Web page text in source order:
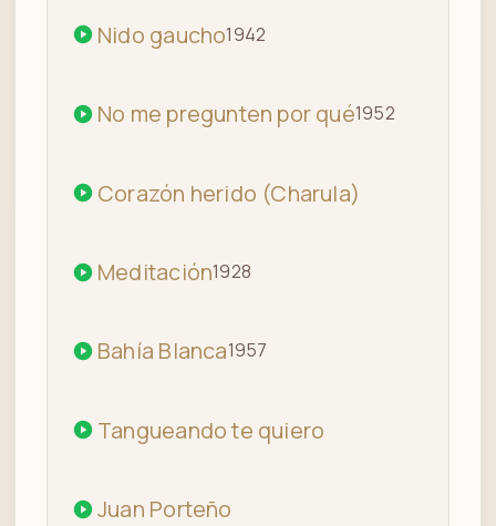
Nido gaucho1942
No me pregunten por qué1952
Corazón herido (Charula)
Meditación1928
Bahía Blanca1957
Tangueando te quiero
Juan Porteño